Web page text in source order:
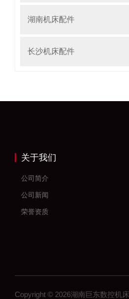
湖南机床配件
长沙机床配件
关于我们
公司简介
公司新闻
荣誉资质
Copyright © 2026湖南巨东数控机